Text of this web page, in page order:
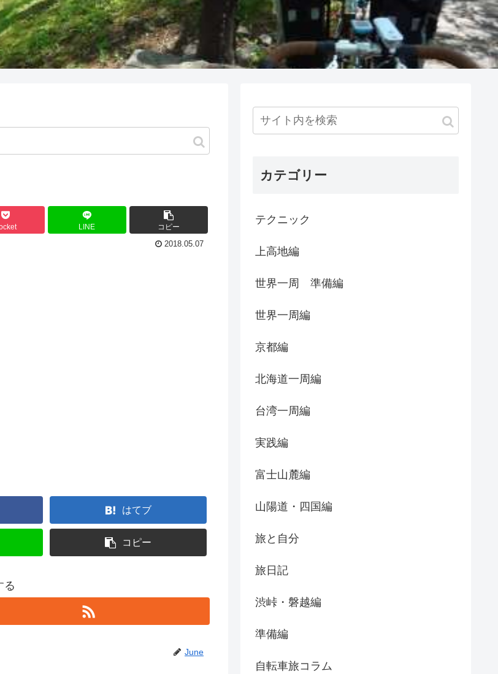
LINE コピー
2018.05.07
はてブ
コピー
る
June
カテゴリー
テクニック
上高地編
世界一周 準備編
世界一周編
京都編
北海道一周編
台湾一周編
実践編
富士山麓編
山陽道・四国編
旅と自分
旅日記
渋峠・磐越編
準備編
自転車旅コラム